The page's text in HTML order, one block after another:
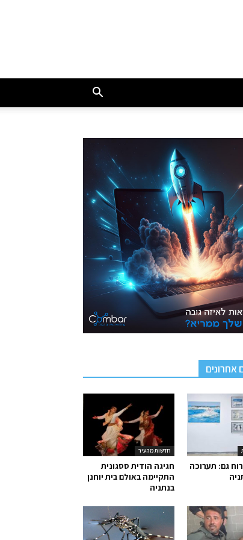
אחרונים
חדשות מהעיר
חגיגה הודית ססגונית
התקיימה באולם בית יוחנן
בנתניה
גם: תערוכה